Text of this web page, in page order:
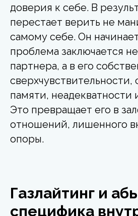
доверия к себе. В
перестает верить не
самому себе. Он
проблема заключается
партнера, а в его
сверхчувствительности,
памяти, неадекватности
Это превращает его в
отношений, лишенного
опоры.
Газлайтинг и
специфика